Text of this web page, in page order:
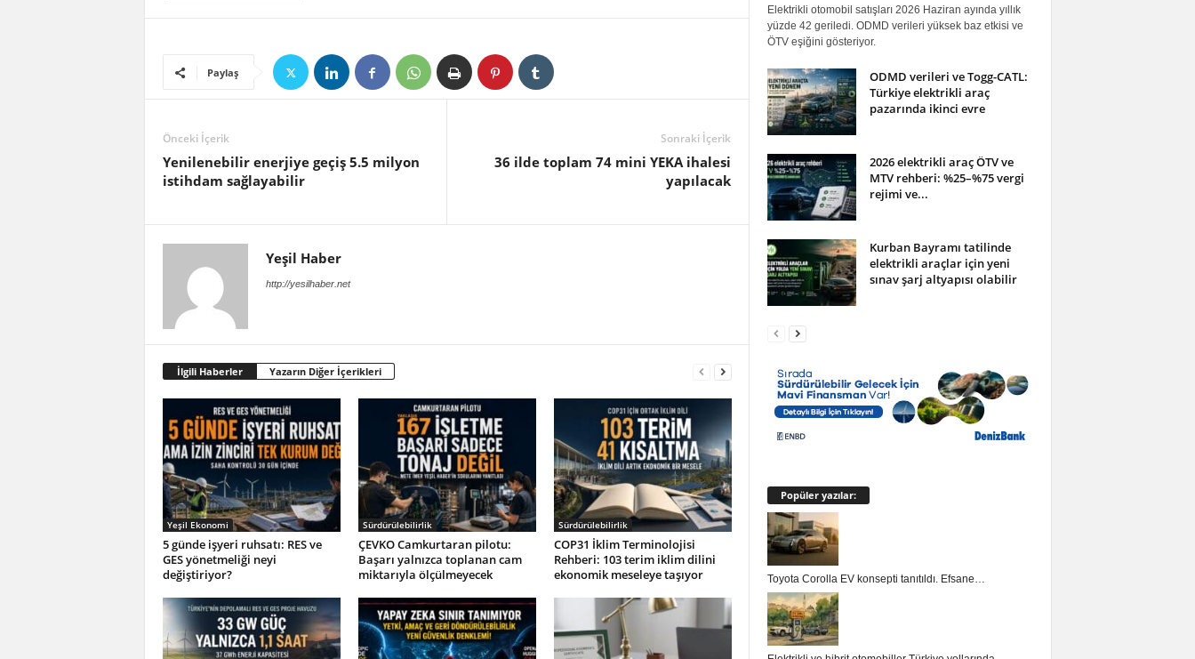
Paylaş
Önceki İçerik
Yenilenebilir enerjiye geçiş 5.5 milyon
istihdam sağlayabilir
Sonraki İçerik
36 ilde toplam 74 mini YEKA ihalesi
yapılacak
Yeşil Haber
http://yesilhaber.net
İlgili Haberler Yazarın Diğer İçerikleri
Yeşil Ekonomi
5 günde işyeri ruhsatı: RES ve
GES yönetmeliği neyi
değiştiriyor?
Sürdürülebilirlik
ÇEVKO Camkurtaran pilotu:
Başarı yalnızca toplanan cam
miktarıyla ölçülmeyecek
Sürdürülebilirlik
COP31 İklim Terminolojisi
Rehberi: 103 terim iklim dilini
ekonomik meseleye taşıyor
Elektrikli otomobil satışları 2026 Haziran ayında yıllık
yüzde 42 geriledi. ODMD verileri yüksek baz etkisi ve
ÖTV eşiğini gösteriyor.
ODMD verileri ve Togg-CATL:
Türkiye elektrikli araç
pazarında ikinci evre
2026 elektrikli araç ÖTV ve
MTV rehberi: %25–%75 vergi
rejimi ve...
Kurban Bayramı tatilinde
elektrikli araçlar için yeni
sınav şarj altyapısı olabilir
Popüler yazılar:
Toyota Corolla EV konsepti tanıtıldı. Efsane…